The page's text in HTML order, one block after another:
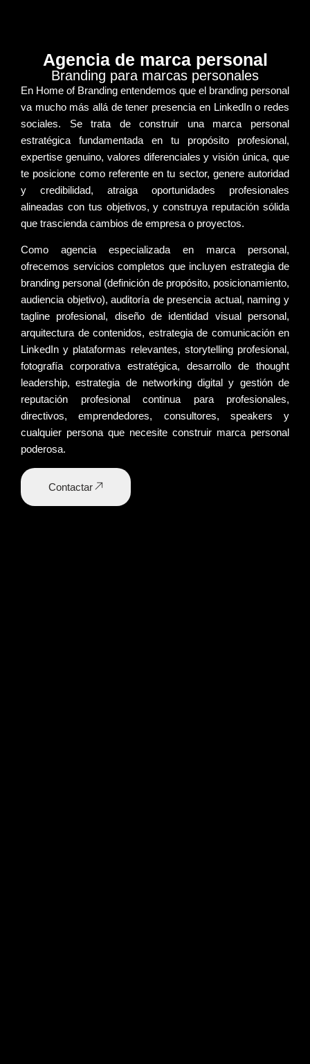
Agencia de marca personal
Branding para marcas personales
En Home of Branding entendemos que el branding personal
va mucho más allá de tener presencia en LinkedIn o redes
sociales. Se trata de construir una marca personal
estratégica fundamentada en tu propósito profesional,
expertise genuino, valores diferenciales y visión única, que
te posicione como referente en tu sector, genere autoridad
y credibilidad, atraiga oportunidades profesionales
alineadas con tus objetivos, y construya reputación sólida
que trascienda cambios de empresa o proyectos.
Como agencia especializada en marca personal,
ofrecemos servicios completos que incluyen estrategia de
branding personal (definición de propósito, posicionamiento,
audiencia objetivo),auditoría de presencia actual, naming y
tagline profesional, diseño de identidad visual personal,
arquitectura de contenidos, estrategia de comunicaciónen
LinkedIn y plataformas relevantes, storytelling profesional,
fotografía corporativa estratégica, desarrollo de thought
leadership,estrategia de networking digital y gestión de
reputación profesionalcontinua para profesionales,
directivos, emprendedores, consultores, speakers y
cualquier persona que necesite construir marca personal
poderosa.
Contactar